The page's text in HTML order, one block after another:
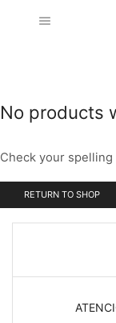
No products
Check your
RETURN TO SHOP